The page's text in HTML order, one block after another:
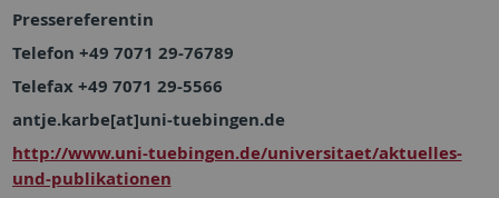
Pressereferentin
Telefon +49 7071 29-76789
Telefax +49 7071 29-5566
antje.karbe[at]uni-tuebingen.de
http://www.uni-tuebingen.de/universitaet/aktuelles-
und-publikationen